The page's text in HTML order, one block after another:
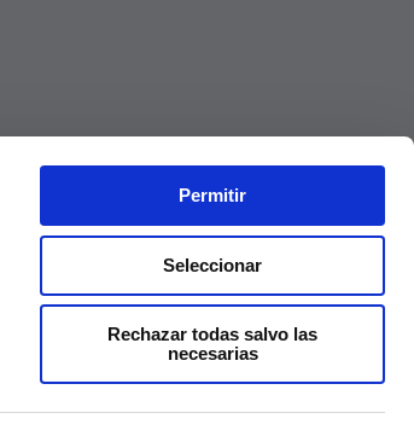
Permitir
Seleccionar
Rechazar todas salvo las
necesarias